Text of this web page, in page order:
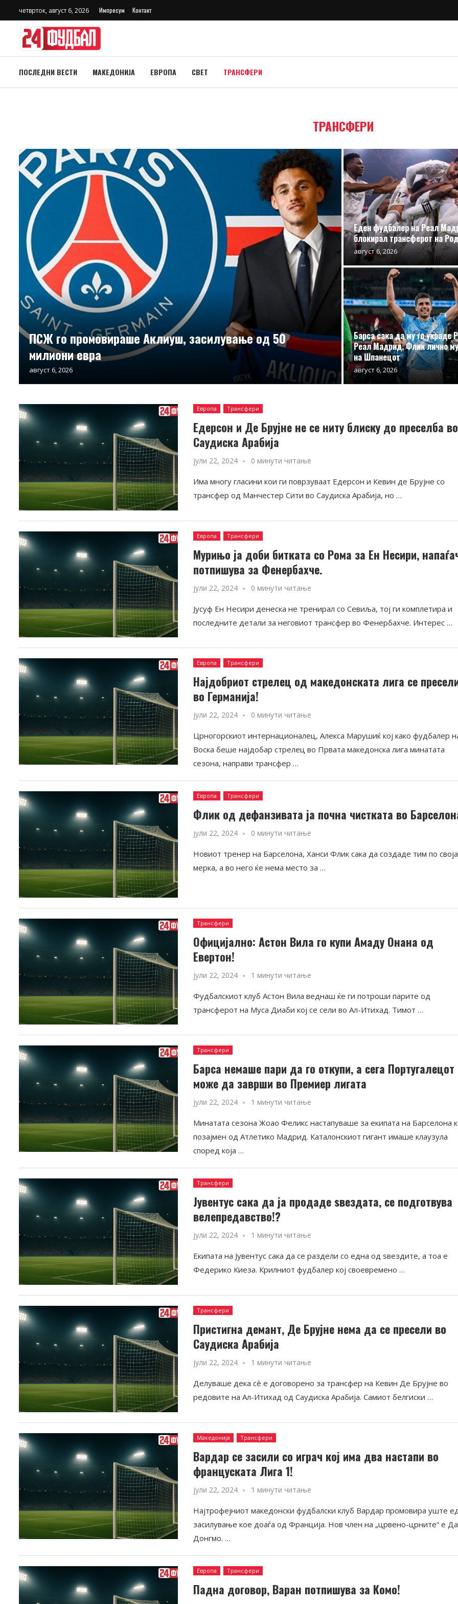
четврток, август 6, 2026 Импресум Контакт
ПОСЛЕДНИ ВЕСТИ МАКЕДОНИЈА ЕВРОПА СВЕТ ТРАНСФЕРИ
ТРАНСФЕРИ
ПСЖ го промовираше Аклиуш, засилување од 50
милиони евра
август 6, 2026
Еден фудбалер на Реал
блокирал трансферот на
август 6, 2026
Барса сака да му го украде
Реал Мадрид, Флик лично му
на Шпанецот
август 6, 2026
Европа Трансфери
Едерсон и Де Брујне не се ниту блиску до преселба во
Саудиска Арабија
јули 22, 2024 0 минути читање
Има многу гласини кои ги поврзуваат Едерсон и Кевин де Брујне со
трансфер од Манчестер Сити во Саудиска Арабија, но …
Европа Трансфери
Мурињо ја доби битката со Рома за Ен Несири,
потпишува за Фенербахче.
јули 22, 2024 0 минути читање
Јусуф Ен Несири денеска не тренирал со Севиља, тој ги комплетира и
последните детали за неговиот трансфер во Фенербахче. Интерес …
Европа Трансфери
Најдобриот стрелец од македонската лига се
во Германија!
јули 22, 2024 0 минути читање
Црногорскиот интернационалец, Алекса Марушиќ кој како фудбалер
Воска беше најдобар стрелец во Првата македонска лига минатата
сезона, направи трансфер …
Европа Трансфери
Флик од дефанзивата ја почна чистката во
јули 22, 2024 0 минути читање
Новиот тренер на Барселона, Ханси Флик сака да создаде тим по своја
мерка, а во него ќе нема место за …
Трансфери
Официјално: Астон Вила го купи Амаду Онана од
Евертон!
јули 22, 2024 1 минути читање
Фудбалскиот клуб Астон Вила веднаш ќе ги потроши парите од
трансферот на Муса Диаби кој се сели во Ал-Итихад. Тимот …
Трансфери
Барса немаше пари да го откупи, а сега Португалецот
може да заврши во Премиер лигата
јули 22, 2024 1 минути читање
Минатата сезона Жоао Феликс настапуваше за екипата на Барселона
позајмен од Атлетико Мадрид. Каталонскиот гигант имаше клаузула
според која …
Трансфери
Јувентус сака да ја продаде ѕвездата, се подготвува
велепредавство!?
јули 22, 2024 1 минути читање
Екипата на Јувентус сака да се раздели со една од ѕвездите, а тоа е
Федерико Киеза. Крилниот фудбалер кој своевремено …
Трансфери
Пристигна демант, Де Брујне нема да се пресели во
Саудиска Арабија
јули 22, 2024 1 минути читање
Делуваше дека сè е договорено за трансфер на Кевин Де Брујне во
редовите на Ал-Итихад од Саудиска Арабија. Самиот белгиски …
Македонија Трансфери
Вардар се засили со играч кој има два настапи во
француската Лига 1!
јули 22, 2024 1 минути читање
Најтрофејниот македонски фудбалски клуб Вардар промовира уште
засилување кое доаѓа од Франција. Нов член на „црвено-црните“ е
Донгмо. …
Европа Трансфери
Падна договор, Варан потпишува за Комо!